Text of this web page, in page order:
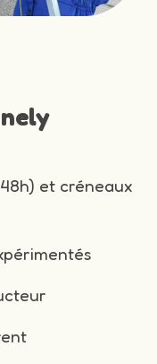
et créneaux